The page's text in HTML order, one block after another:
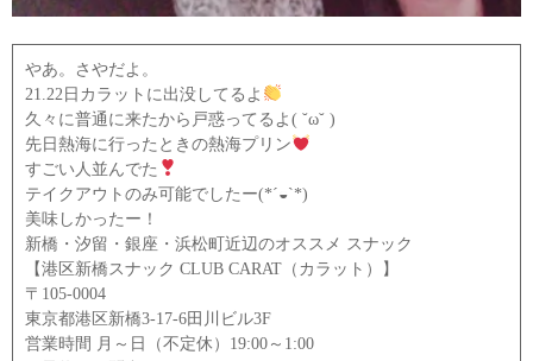
やあ。さやだよ。
21.22日カラットに出没してるよ
久々に普通に来たから戸惑ってるよ( ˘ω˘ )
先日熱海に行ったときの熱海プリン
すごい人並んでた
テイクアウトのみ可能でしたー(*´◒`*)
美味しかったー！
新橋・汐留・銀座・浜松町近辺のオススメ スナック
【港区新橋スナック CLUB CARAT（カラット）】
〒105-0004
東京都港区新橋3-17-6田川ビル3F
営業時間 月～日（不定休）19:00～1:00